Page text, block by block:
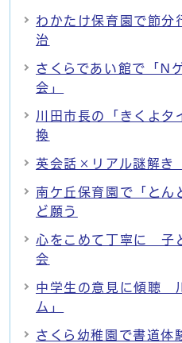
わかたけ保育園で節
治
さくらであい館で「N
会」
川田市長の「きくよ
換
英会話×リアル謎解
南ケ丘保育園で「と
ど願う
心をこめて丁寧に 子
会
中学生の意見に傾聴
ム」
さくら幼稚園で書道